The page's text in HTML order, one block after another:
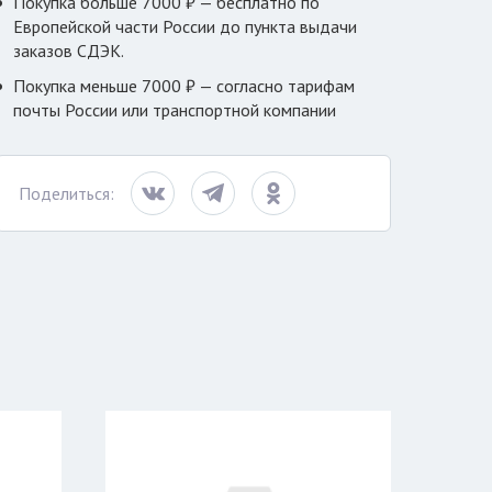
Европейской части России до пункта выдачи
заказов СДЭК.
Покупка меньше 7000 ₽ — согласно тарифам
почты России или транспортной компании
Поделиться: